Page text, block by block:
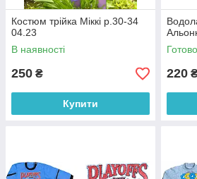
в усі
Вибір дбайливих
Костюм трійка Міккі р.30-34
04.23
В наявності
250 ₴
Купити
220